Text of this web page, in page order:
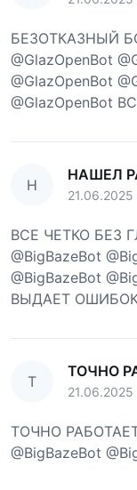
БЕЗОТКАЗНЫЙ
@GlazOpenBot
@GlazOpenBot
@GlazOpenBot
Н
НАШЕЛ
21.06.2025
ВСЕ ЧЕТКО БЕЗ
@BigBazeBot
@BigBazeBot
ВЫДАЕТ
Т
ТОЧНО
21.06.2025
ТОЧНО РАБОТАЕТ
@BigBazeBot